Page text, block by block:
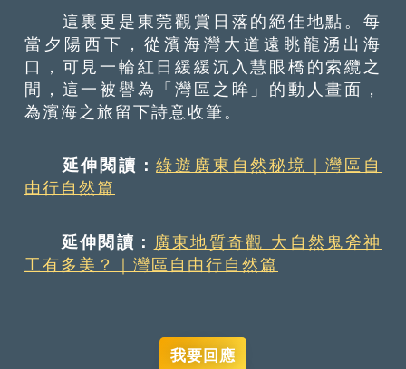
這裏更是東莞觀賞日落的絕佳地點。每
當夕陽西下，從濱海灣大道遠眺龍湧出海
口，可見一輪紅日緩緩沉入慧眼橋的索纜之
間，這一被譽為「灣區之眸」的動人畫面，
為濱海之旅留下詩意收筆。
延伸閱讀：綠遊廣東自然秘境｜灣區自
由行自然篇
延伸閱讀： 廣東地質奇觀 大自然鬼斧神
工有多美？｜灣區自由行自然篇
我要回應